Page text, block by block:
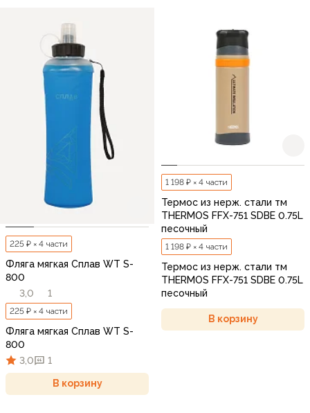
225 ₽ × 4 части
Фляга мягкая Сплав WT S-
800
3,0
1
225 ₽ × 4 части
Фляга мягкая Сплав WT S-
800
3,0
1
В корзину
1 198 ₽ × 4 части
Термос из нерж. стали тм
THERMOS FFX-751 SDBE 0.75L
песочный
1 198 ₽ × 4 части
Термос из нерж. стали тм
THERMOS FFX-751 SDBE 0.75L
песочный
В корзину